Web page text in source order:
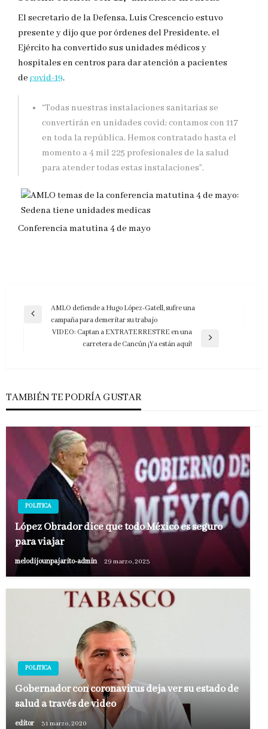
El secretario de la Defensa, Luis Crescencio estuvo
presente y dijo que por órdenes del Presidente, el
Ejército ha convertido sus unidades médicos y
hospitales en centros para dar atención a pacientes
de covid-19.
“Todas nuestras instalaciones sanitarias se
convertirán en unidades covid; contamos con 117
en toda la república. Hemos contratado hasta el
momento a 4 mil 225 profesionales de la salud
para atender todas estas instalaciones”.
Conferencia matutina 4 de mayo
Navegación
AMLO defiende a Hugo López-Gatell, sufre una
campaña para demeritar su trabajo
VIDEO: Captan a EXTRATERRESTRE en una
carretera de Cancún ¡Ya están aquí!
TAMBIÉN TE PODRÍA GUSTAR
POLITICA
López Obrador dice que todo México es seguro
para viajar
melodijounpajarito-admin 29 marzo, 2023
POLITICA
Gobernador con coronavirus deja ver su estado de
salud a través de video
editor 31 marzo, 2020